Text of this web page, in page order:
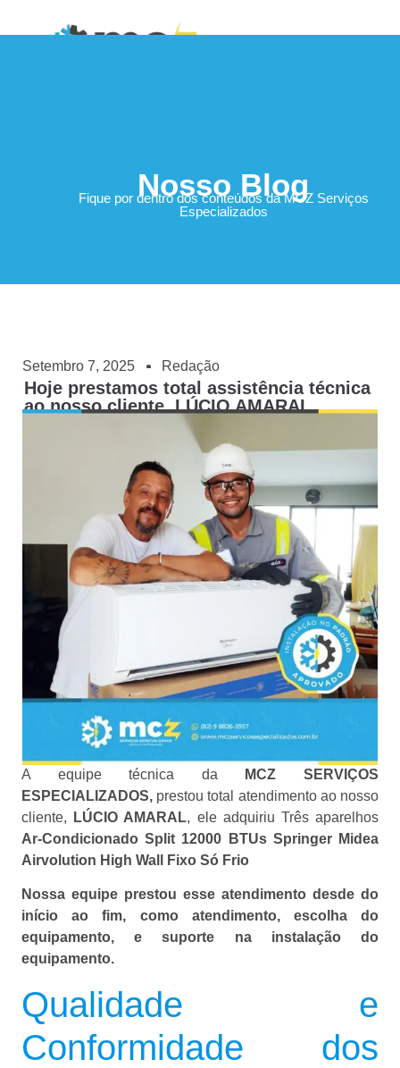
Nosso Blog
Fique por dentro dos conteúdos da MCZ Serviços
Especializados
Setembro 7, 2025 Redação
Hoje prestamos total assistência técnica
ao nosso cliente, LÚCIO AMARAL
A equipe técnica da
MCZ SERVIÇOS
ESPECIALIZADOS, prestou total atendimento ao nosso
cliente, LÚCIO AMARAL, ele adquiriu Três aparelhos
Ar-Condicionado Split 12000 BTUs Springer Midea
Airvolution High Wall Fixo Só Frio
Nossa equipe prestou esse atendimento desde do
início ao fim, como atendimento, escolha do
equipamento, e suporte na instalação do
equipamento.
Qualidade e
Conformidade dos